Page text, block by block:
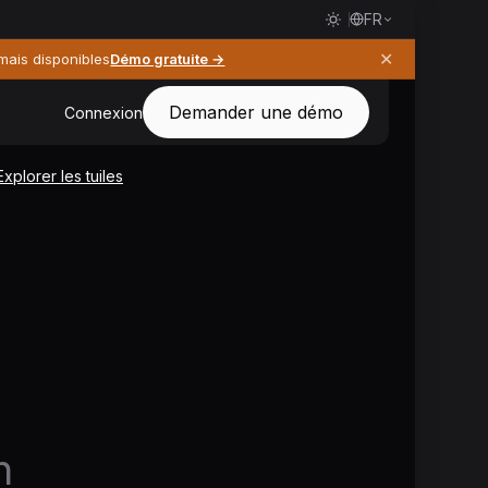
FR
disponiblesDémo gratuite → ✕
Connexion Demander une démo
les tuiles